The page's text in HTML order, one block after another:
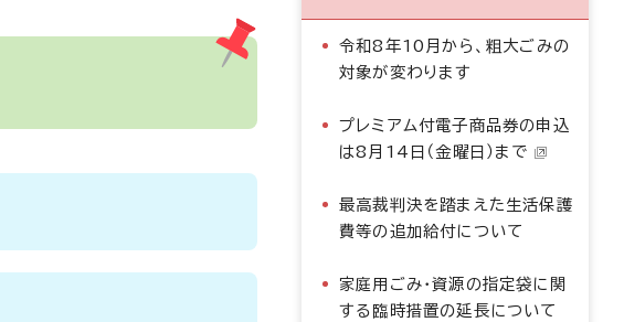
令和8年10月から、粗大ごみの
対象が変わります
プレミアム付電子商品券の申込
は8月14日（金曜日）まで
最高裁判決を踏まえた生活保護
費等の追加給付について
家庭用ごみ・資源の指定袋に関
する臨時措置の延長について